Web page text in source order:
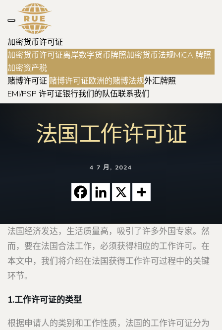
加密货币许可证
加密货币许可证离岸数字货币牌照加密货币法规MiCA 牌照
加密资产税
赌博许可证 赌博许可证欧洲的赌博法规外汇牌照
EMI/PSP 许可证银行我们的队伍联系我们
法国工作许可证
4 7 月, 2024
法国经济发达，生活质量高，吸引了许多外国专家。然
而，要在法国合法工作，必须获得相应的工作许可。在
本文中，我们将介绍在法国获得工作许可过程中的关键
环节。
1.工作许可证的类型
根据申请人的类别和工作性质，法国的工作许可证分为